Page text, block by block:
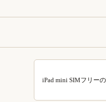
iPad mini SIMフリー